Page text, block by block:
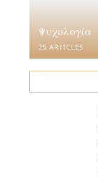
Ψυχολογία
25 ARTICLES